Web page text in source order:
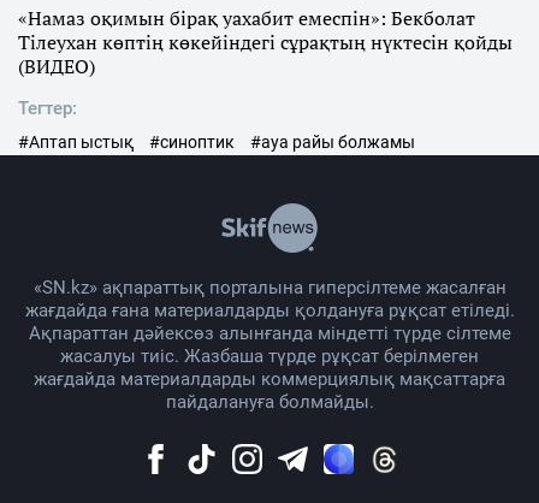
«Намаз оқимын бірақ уахабит емеспін»: Бекболат
Тілеухан көптің көкейіндегі сұрақтың нүктесін қойды
(ВИДЕО)
Тегтер:
#Аптап ыстық #синоптик #ауа райы болжамы
«SN.kz» ақпараттық порталына гиперсілтеме жасалған
жағдайда ғана материалдарды қолдануға рұқсат етіледі.
Ақпараттан дәйексөз алынғанда міндетті түрде сілтеме
жасалуы тиіс. Жазбаша түрде рұқсат берілмеген
жағдайда материалдарды коммерциялық мақсаттарға
пайдалануға болмайды.